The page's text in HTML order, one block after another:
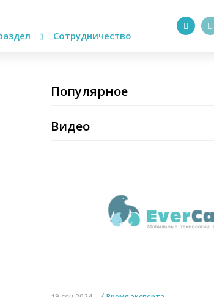
Сотрудничество
Популярное
Видео